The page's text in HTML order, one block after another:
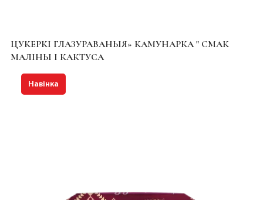
ЦУКЕРКІ ГЛАЗУРАВАНЫЯ» КАМУНАРКА " СМАК
МАЛІНЫ І КАКТУСА
Навінка